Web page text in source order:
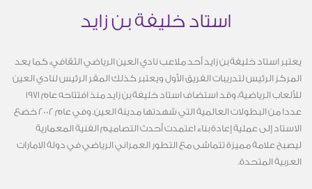
استاد خليفة بن زايد
يعتبر استاد خليفة بن زايد أحد ملاعب نادي العين الرياضي الثقافي، كما يعد
المركز الرئيس لتدريبات الفريق الأول ويعتبر كذلك المقر الرئيس لنادي العين
للألعاب الرياضية، وقد استضاف استاد خليفة بن زايد منذ افتتاحه عام 1971
عددا من البطولات العالمية التي شهدتها مدينة العين. وفي عام 2002 خضع
الاستاد إلى عملية إعادة بناء اعتمدت أحدث التصاميم الفنية المعمارية
ليصبح علامة مميزة تتماشى مع التطور العمراني الرياضي في دولة الامارات
العربية المتحدة.